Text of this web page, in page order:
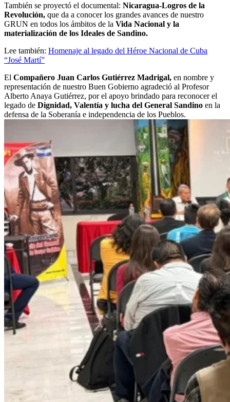
También se proyectó el documental: Nicaragua-Logros de la
Revolución, que da a conocer los grandes avances de nuestro
GRUN en todos los ámbitos de la Vida Nacional y la
materialización de los Ideales de Sandino.
Lee también: Homenaje al legado del Héroe Nacional de Cuba
“José Martí”
El Compañero Juan Carlos Gutiérrez Madrigal, en nombre y
representación de nuestro Buen Gobierno agradeció al Profesor
Alberto Anaya Gutiérrez, por el apoyo brindado para reconocer el
legado de Dignidad, Valentía y lucha del General Sandino en la
defensa de la Soberanía e independencia de los Pueblos.